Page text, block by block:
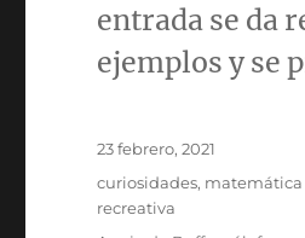
entrada se da
ejemplos y se
Publicado
23 febrero, 2021
Categorías
curiosidades, matemática
recreativa